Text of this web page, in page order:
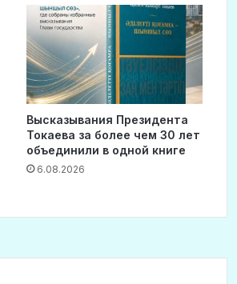
Высказывания Президента
Токаева за более чем 30 лет
объединили в одной книге
6.08.2026